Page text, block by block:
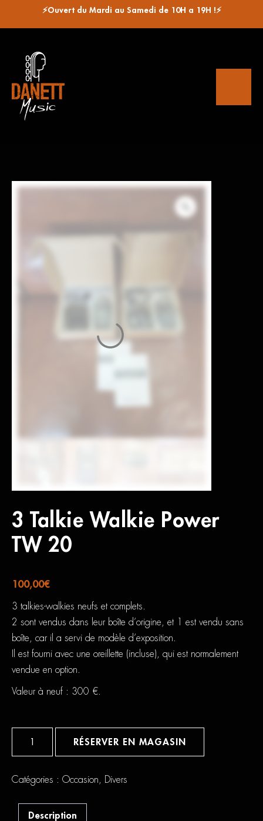
⚡Ouvert du Mardi au Samedi de 10H a 19H !⚡
3 Talkie Walkie Power
TW 20
100,00€
3 talkies-walkies neufs et complets.
2 sont vendus dans leur boîte d’origine, et 1 est vendu sans
boîte, car il a servi de modèle d’exposition.
Il est fourni avec une oreillette (incluse), qui est normalement
vendue en option.
Valeur à neuf : 300 €.
Power
RÉSERVER EN MAGASIN
Catégories : Occasion Divers
Description